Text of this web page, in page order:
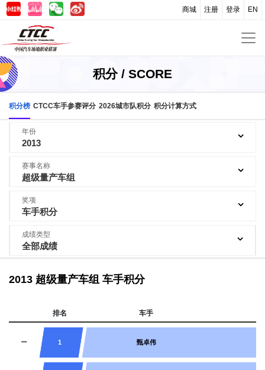
EN
登录
注册
商城
积分 / SCORE
积分榜 CTCC车手参赛评分 2026城市队积分 积分计算方式
年份
2013
赛事名称
超级量产车组
奖项
车手积分
成绩类型
全部成绩
2013 超级量产车组 车手积分
排名 车手
1 甄卓伟